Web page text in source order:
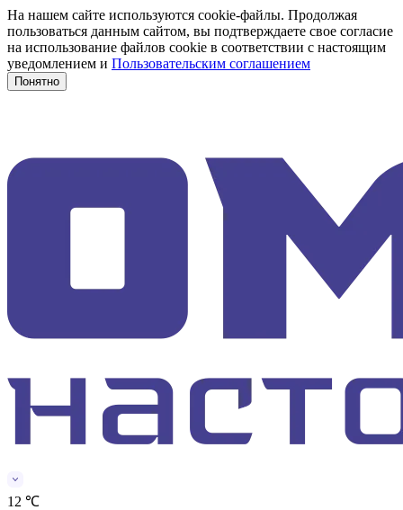
На нашем сайте используются cookie-файлы. Продолжая
пользоваться данным сайтом, вы подтверждаете свое согласие
на использование файлов cookie в соответствии с настоящим
уведомлением и Пользовательским соглашением
Понятно
12 ℃